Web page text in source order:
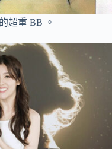
超重 BB 。